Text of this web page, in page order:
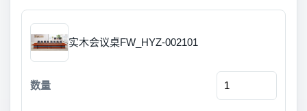
实木会议桌FW_HYZ-002101